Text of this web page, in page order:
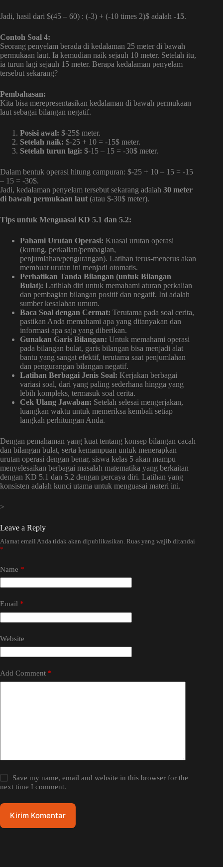
Jadi, hasil dari $(45 – 60) : (-3) + (-10 times 2)$ adalah -15.
Contoh Soal 4:
Seorang penyelam berada di kedalaman 25 meter di bawah
permukaan laut. Ia kemudian naik sejauh 10 meter. Setelah itu,
ia turun lagi sejauh 15 meter. Berapa kedalaman penyelam
tersebut sekarang?
Pembahasan:
Kita bisa merepresentasikan kedalaman di bawah permukaan
laut sebagai bilangan negatif.
Posisi awal: $-25$ meter.
Setelah naik: $-25 + 10 = -15$ meter.
Setelah turun lagi: $-15 – 15 = -30$ meter.
Dalam bentuk operasi hitung campuran: $-25 + 10 – 15 = -15
– 15 = -30$.
Jadi, kedalaman penyelam tersebut sekarang adalah 30 meter
di bawah permukaan laut (atau $-30$ meter).
Tips untuk Menguasai KD 5.1 dan 5.2:
Pahami Urutan Operasi: Kuasai urutan operasi
(kurung, perkalian/pembagian,
penjumlahan/pengurangan). Latihan terus-menerus akan
membuat urutan ini menjadi otomatis.
Perhatikan Tanda Bilangan (untuk Bilangan
Bulat): Latihlah diri untuk memahami aturan perkalian
dan pembagian bilangan positif dan negatif. Ini adalah
sumber kesalahan umum.
Baca Soal dengan Cermat: Terutama pada soal cerita,
pastikan Anda memahami apa yang ditanyakan dan
informasi apa saja yang diberikan.
Gunakan Garis Bilangan: Untuk memahami operasi
pada bilangan bulat, garis bilangan bisa menjadi alat
bantu yang sangat efektif, terutama saat penjumlahan
dan pengurangan bilangan negatif.
Latihan Berbagai Jenis Soal: Kerjakan berbagai
variasi soal, dari yang paling sederhana hingga yang
lebih kompleks, termasuk soal cerita.
Cek Ulang Jawaban: Setelah selesai mengerjakan,
luangkan waktu untuk memeriksa kembali setiap
langkah perhitungan Anda.
Dengan pemahaman yang kuat tentang konsep bilangan cacah
dan bilangan bulat, serta kemampuan untuk menerapkan
urutan operasi dengan benar, siswa kelas 5 akan mampu
menyelesaikan berbagai masalah matematika yang berkaitan
dengan KD 5.1 dan 5.2 dengan percaya diri. Latihan yang
konsisten adalah kunci utama untuk menguasai materi ini.
>
Leave a Reply
Alamat email Anda tidak akan dipublikasikan. Ruas yang wajib ditandai
*
Name *
Email *
Website
Add Comment *
Save my name, email and website in this browser for the
next time I comment.
Kirim Komentar